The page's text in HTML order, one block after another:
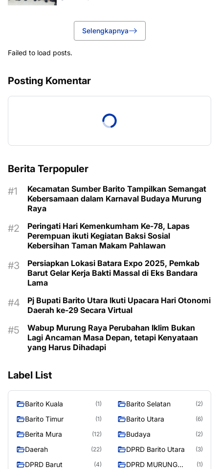
Selengkapnya
Failed to load posts.
Posting Komentar
Berita Terpopuler
Kecamatan Sumber Barito Tampilkan Semangat
Kebersamaan dalam Karnaval Budaya Murung
Raya
Peringati Hari Kemenkumham Ke-78, Lapas
Perempuan ikuti Kegiatan Baksi Sosial
Kebersihan Taman Makam Pahlawan
Persiapkan Lokasi Batara Expo 2025, Pemkab
Barut Gelar Kerja Bakti Massal di Eks Bandara
Lama
Pj Bupati Barito Utara Ikuti Upacara Hari Otonomi
Daerah ke-29 Secara Virtual
Wabup Murung Raya Perubahan Iklim Bukan
Lagi Ancaman Masa Depan, tetapi Kenyataan
yang Harus Dihadapi
Label List
Barito Kuala (1) Barito Selatan (2)
Barito Timur (1) Barito Utara (6)
Berita Mura (12) Budaya (2)
Daerah (22) DPRD Barito Utara (3)
DPRD Barut (4)
DPRD MURUNG
(1)